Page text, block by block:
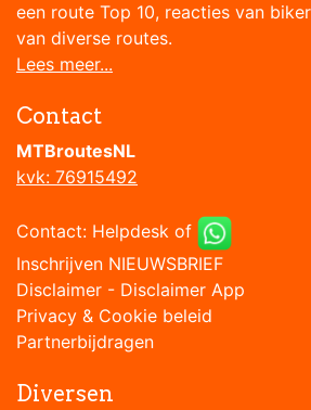
een route Top 10, reacties van
van diverse routes.
Lees meer...
Contact
MTBroutesNL
kvk: 76915492
Contact: Helpdesk of
Inschrijven NIEUWSBRIEF
Disclaimer - Disclaimer App
Privacy & Cookie beleid
Partnerbijdragen
Diversen